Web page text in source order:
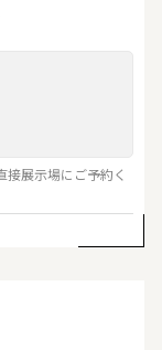
展示場にご予約く